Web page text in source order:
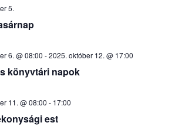
5.
könyvtári napok
6. @ 08:00 -2025. október 12. @ 17:00
est
11. @ 08:00 - 17:00